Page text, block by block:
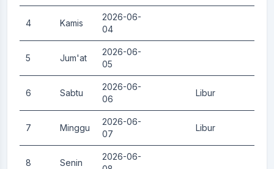
4 Kamis
2026-06-
04
5 Jum'at
2026-06-
05
6 Sabtu
2026-06-
06
Libur
7 Minggu
2026-06-
07
Libur
8 Senin
2026-06-